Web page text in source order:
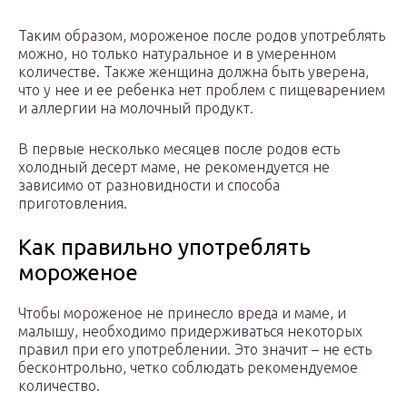
Таким образом, мороженое после родов употреблять
можно, но только натуральное и в умеренном
количестве. Также женщина должна быть уверена,
что у нее и ее ребенка нет проблем с пищеварением
и аллергии на молочный продукт.
В первые несколько месяцев после родов есть
холодный десерт маме, не рекомендуется не
зависимо от разновидности и способа
приготовления.
Как правильно употреблять
мороженое
Чтобы мороженое не принесло вреда и маме, и
малышу, необходимо придерживаться некоторых
правил при его употреблении. Это значит – не есть
бесконтрольно, четко соблюдать рекомендуемое
количество.